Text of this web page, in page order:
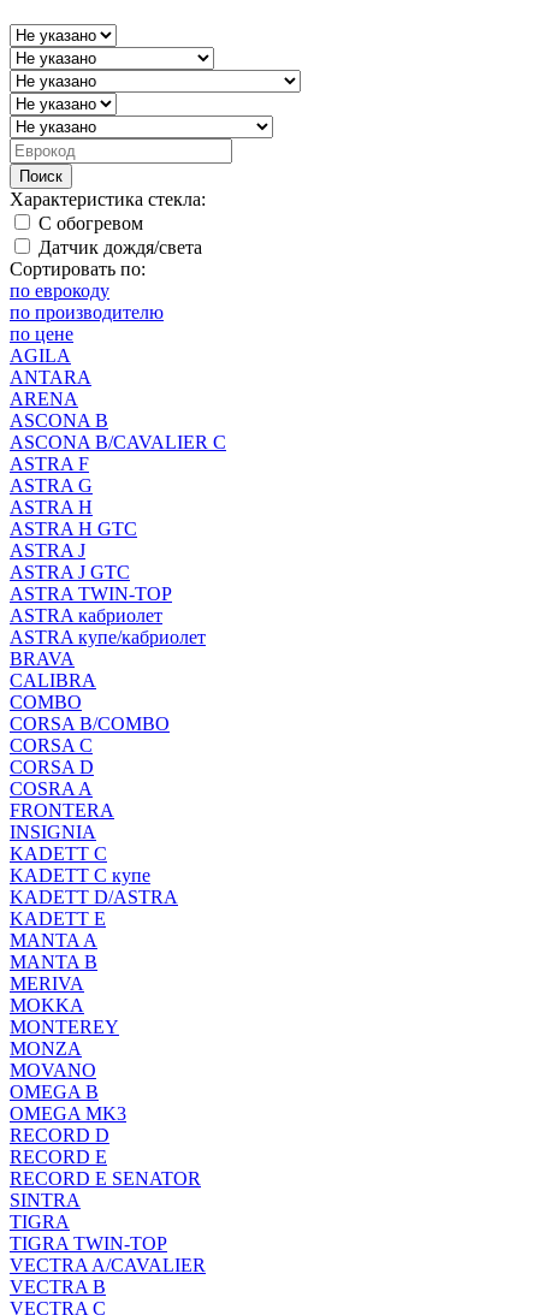
Поиск
Характеристика стекла:
С обогревом
Датчик дождя/света
Сортировать по:
по еврокоду
по производителю
по цене
AGILA
ANTARA
ARENA
ASCONA B
ASCONA B/CAVALIER C
ASTRA F
ASTRA G
ASTRA H
ASTRA H GTC
ASTRA J
ASTRA J GTC
ASTRA TWIN-TOP
ASTRA кабриолет
ASTRA купе/кабриолет
BRAVA
CALIBRA
COMBO
CORSA B/COMBO
CORSA C
CORSA D
COSRA A
FRONTERA
INSIGNIA
KADETT C
KADETT C купе
KADETT D/ASTRA
KADETT E
MANTA A
MANTA B
MERIVA
MOKKA
MONTEREY
MONZA
MOVANO
OMEGA B
OMEGA MK3
RECORD D
RECORD E
RECORD E SENATOR
SINTRA
TIGRA
TIGRA TWIN-TOP
VECTRA A/CAVALIER
VECTRA B
VECTRA C